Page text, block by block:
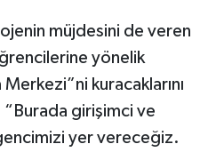
müjdesini de veren
yönelik
kuracaklarını
girişimci ve
yer vereceğiz.